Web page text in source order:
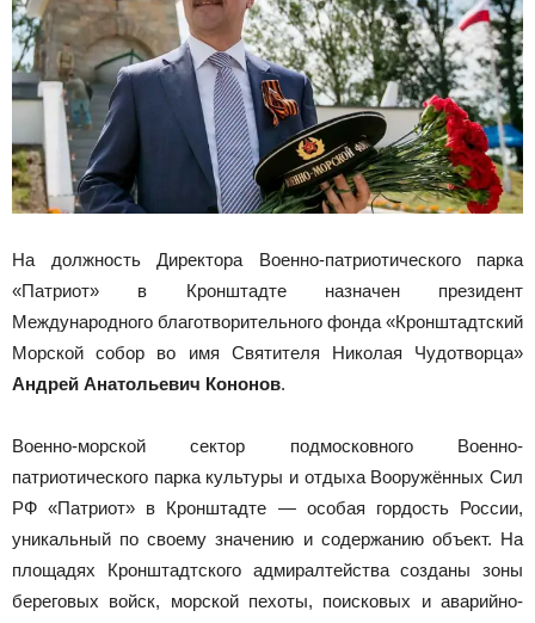
На должность Директора Военно-патриотического парка
«Патриот» в Кронштадте назначен президент
Международного благотворительного фонда «Кронштадтский
Морской собор во имя Святителя Николая Чудотворца»
Андрей Анатольевич Кононов.
Военно-морской сектор подмосковного Военно-
патриотического парка культуры и отдыха Вооружённых Сил
РФ «Патриот» в Кронштадте — особая гордость России,
уникальный по своему значению и содержанию объект. На
площадях Кронштадтского адмиралтейства созданы зоны
береговых войск, морской пехоты, поисковых и аварийно-